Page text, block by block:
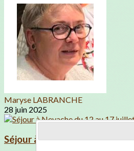
Maryse LABRANCHE
28 juin 2025
Séjour à Nevache du 12 au